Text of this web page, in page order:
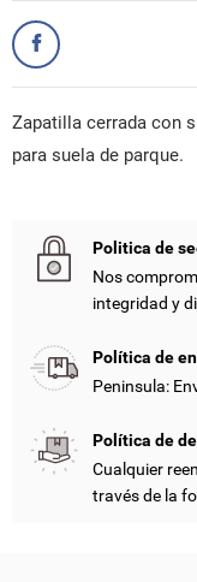
Zapatilla cerrada con
para suela de parque.
Politica de
Nos
integridad y
Política de
Peninsula:
Política de
Cualquier
través de la
MY
((TITLE))
((LABEL))
INICIAR
DEBE INICIAR